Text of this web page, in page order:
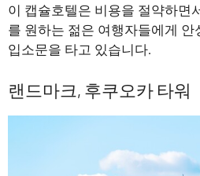
이 캡슐호텔은 비용을 절약하면
를 원하는 젊은 여행자들에게
입소문을 타고 있습니다.
랜드마크, 후쿠오카 타워